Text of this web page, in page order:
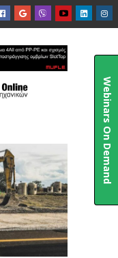

Webinars On Demand